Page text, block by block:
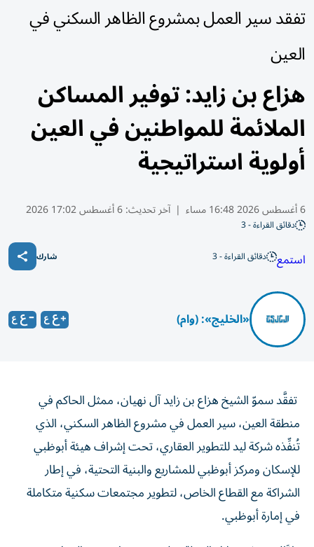
تفقد سير العمل بمشروع الظاهر السكني في
العين
هزاع بن زايد: توفير المساكن
الملائمة للمواطنين في العين
أولوية استراتيجية
6 أغسطس 2026 16:48 مساء | آخر تحديث:6 أغسطس 17:02 2026
دقائق القراءة - 3
استمع دقائق القراءة - 3 شارك
«الخليج»: (وام)
تفقَّد سموّ الشيخ هزاع بن زايد آل نهيان، ممثل الحاكم في
منطقة العين، سير العمل في مشروع الظاهر السكني، الذي
تُنفِّذه شركة ليد للتطوير العقاري، تحت إشراف هيئة أبوظبي
للإسكان ومركز أبوظبي للمشاريع والبنية التحتية، في إطار
الشراكة مع القطاع الخاص، لتطوير مجتمعات سكنية متكاملة
في إمارة أبوظبي.